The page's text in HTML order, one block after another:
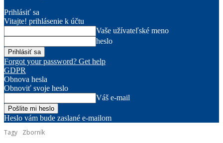
Prihlásiť sa
Vitajte! prihlásenie k účtu
Vaše užívateľské meno
heslo
Forgot your password? Get help
GDPR
Obnova hesla
Obnoviť svoje heslo
Váš e-mail
Heslo vám bude zaslané e-mailom
Tagy
Zborník